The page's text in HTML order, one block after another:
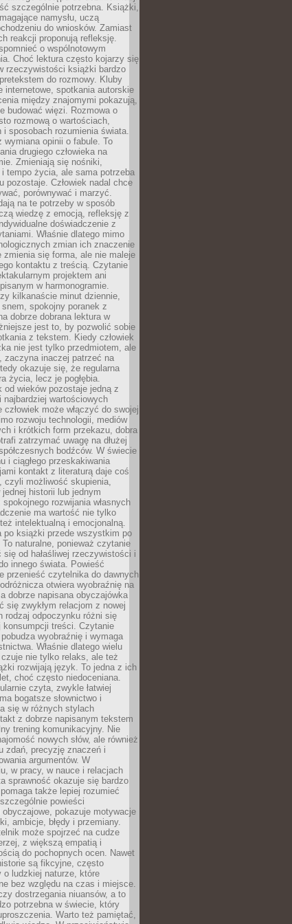
szczególnie potrzebna. Książki,
namysłu, uczą
do wniosków. Zamiast
reakcji proponują refleksję.
o wspólnotowym
Choć lektura często kojarzy się
rzeczywistości książki bardzo
do rozmowy. Kluby
internetowe, spotkania autorskie
między znajomymi pokazują,
budować więzi. Rozmowa o
rozmową o wartościach,
i sposobach rozumienia świata.
wymiana opinii o fabule. To
drugiego człowieka na
Zmieniają się nośniki,
tempo życia, ale sama potrzeba
pozostaje. Człowiek nadal chce
porównywać i marzyć.
na te potrzeby w sposób
wiedzę z emocją, refleksję z
doświadczenie z
Właśnie dlatego mimo
zmian ich znaczenie
zmienia się forma, ale nie maleje
kontaktu z treścią. Czytanie
projektem ani
w harmonogramie.
kilkanaście minut dziennie,
spokojny poranek z
dobrze dobrana lektura w
jest to, by pozwolić sobie
z tekstem. Kiedy człowiek
nie jest tylko przedmiotem, ale
zaczyna inaczej patrzeć na
okazuje się, że regularna
życia, lecz je pogłębia.
od wieków pozostaje jedną z
najbardziej wartościowych
może włączyć do swojej
rozwoju technologii, mediów
i krótkich form przekazu, dobra
zatrzymać uwagę na dłużej
bodźców. W świecie
i ciągłego przeskakiwania
kontakt z literaturą daje coś
czyli możliwość skupienia,
historii lub jednym
rozwijania własnych
ma wartość nie tylko
intelektualną i emocjonalną.
po książki przede wszystkim po
naturalne, ponieważ czytanie
się od hałaśliwej rzeczywistości i
innego świata. Powieść
przenieść czytelnika do dawnych
otwiera wyobraźnię na
dobrze napisana obyczajówka
się zwykłym relacjom z nowej
rodzaj odpoczynku różni się
konsumpcji treści. Czytanie
wyobraźnię i wymaga
Właśnie dlatego wielu
czuje nie tylko relaks, ale też
rozwijają język. To jedna z ich
choć często niedoceniana.
czyta, zwykle łatwiej
bogatsze słownictwo i
się w różnych stylach
z dobrze napisanym tekstem
trening komunikacyjny. Nie
nowych słów, ale również
zdań, precyzję znaczeń i
argumentów. W
w pracy, w nauce i relacjach
sprawność okazuje się bardzo
także lepiej rozumieć
powieści
pokazuje motywacje
ambicje, błędy i przemiany.
może spojrzeć na cudze
z większą empatią i
do pochopnych ocen. Nawet
są fikcyjne, często
o ludzkiej naturze, które
bez względu na czas i miejsce.
dostrzegania niuansów, a to
potrzebna w świecie, który
Warto też pamiętać,